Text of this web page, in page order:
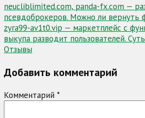
Навигация
по
записям
neucliblimited.com, panda-fx.com —
псевдоброкеров. Можно ли вернуть
zyra99-av1t0.vip — маркетплейс с
выкупа разводит пользователей.
Отзывы
Добавить комментарий
Комментарий *